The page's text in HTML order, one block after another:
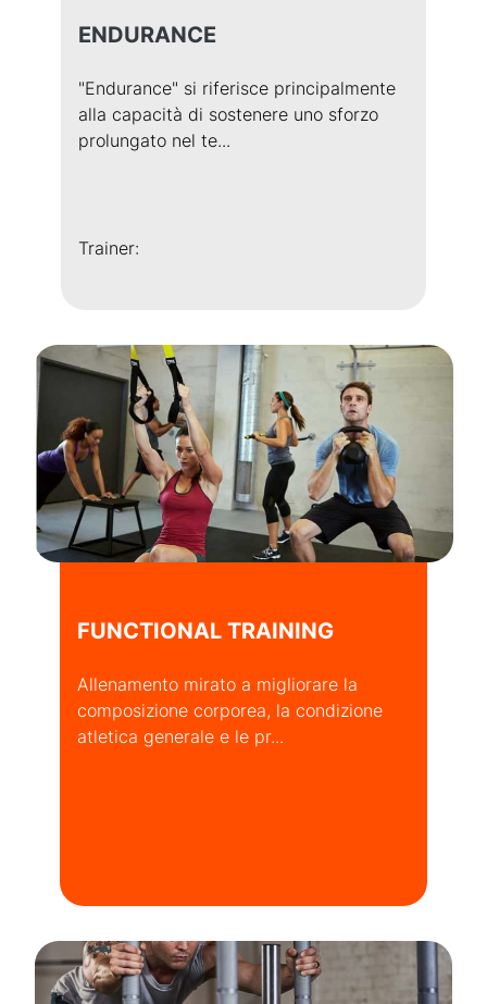
ENDURANCE
"Endurance" si riferisce principalmente
alla capacità di sostenere uno sforzo
prolungato nel te...
Trainer:
FUNCTIONAL TRAINING
Allenamento mirato a migliorare la
composizione corporea, la condizione
atletica generale e le pr...